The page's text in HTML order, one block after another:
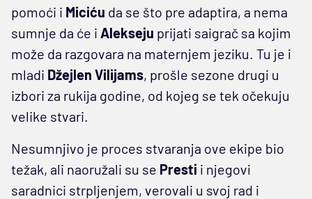
pomoći i Miciću da se što pre adaptira, a nema
sumnje da će i Alekseju prijati saigrač sa kojim
može da razgovara na maternjem jeziku. Tu je i
mladi Džejlen Vilijams, prošle sezone drugi u
izbori za rukija godine, od kojeg se tek očekuju
velike stvari.
Nesumnjivo je proces stvaranja ove ekipe bio
težak, ali naoružali su se Presti i njegovi
saradnici strpljenjem, verovali u svoj rad i